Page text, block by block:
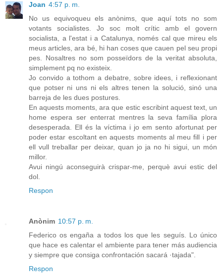
Joan 4:57 p. m.
No us equivoqueu els anònims, que aquí tots no som
votants socialistes. Jo soc molt crític amb el govern
socialista, a l'estat i a Catalunya, només cal que mireu els
meus articles, ara bé, hi han coses que cauen pel seu propi
pes. Nosaltres no som posseïdors de la veritat absoluta,
simplement pq no existeix.
Jo convido a tothom a debatre, sobre idees, i reflexionant
que potser ni uns ni els altres tenen la solució, sinó una
barreja de les dues postures.
En aquests moments, ara que estic escribint aquest text, un
home espera ser enterrat mentres la seva família plora
desesperada. Ell és la víctima i jo em sento afortunat per
poder estar escoltant en aquests moments al meu fill i per
ell vull treballar per deixar, quan jo ja no hi sigui, un món
millor.
Avui ningú aconseguirà crispar-me, perquè avui estic del
dol.
Respon
Anònim 10:57 p. m.
Federico os engaña a todos los que les seguís. Lo único
que hace es calentar el ambiente para tener más audiencia
y siempre que consiga confrontación sacará ·tajada".
Respon